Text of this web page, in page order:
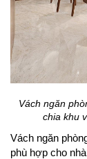
Vách ngăn
chia khu
Vách ngăn
phù hợp cho